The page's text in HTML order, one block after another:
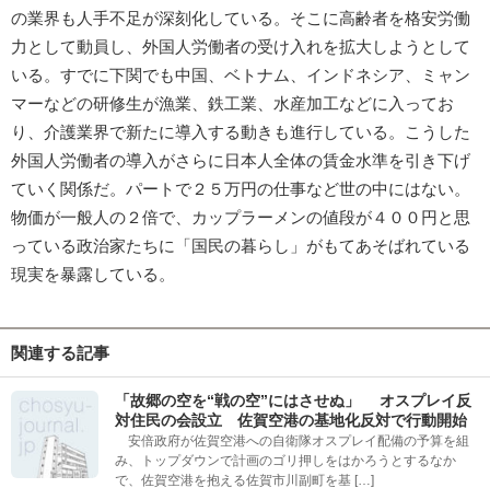
の業界も人手不足が深刻化している。そこに高齢者を格安労働
力として動員し、外国人労働者の受け入れを拡大しようとして
いる。すでに下関でも中国、ベトナム、インドネシア、ミャン
マーなどの研修生が漁業、鉄工業、水産加工などに入ってお
り、介護業界で新たに導入する動きも進行している。こうした
外国人労働者の導入がさらに日本人全体の賃金水準を引き下げ
ていく関係だ。パートで２５万円の仕事など世の中にはない。
物価が一般人の２倍で、カップラーメンの値段が４００円と思
っている政治家たちに「国民の暮らし」がもてあそばれている
現実を暴露している。
関連する記事
「故郷の空を“戦の空”にはさせぬ」 オスプレイ反
対住民の会設立 佐賀空港の基地化反対で行動開始
安倍政府が佐賀空港への自衛隊オスプレイ配備の予算を組
み、トップダウンで計画のゴリ押しをはかろうとするなか
で、佐賀空港を抱える佐賀市川副町を基 […]